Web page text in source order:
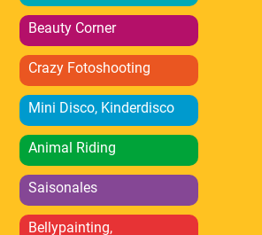
Beauty Corner
Crazy Fotoshooting
Mini Disco, Kinderdisco
Animal Riding
Saisonales
Bellypainting,